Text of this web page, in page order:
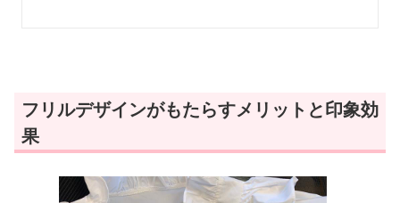
フリルデザインがもたらすメリットと印象効
果